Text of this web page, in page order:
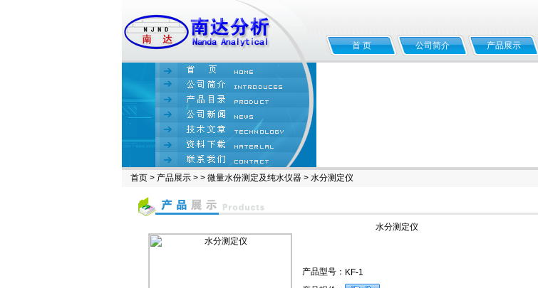
首 页 公司简介 产品展示
首页> 产品展示> > 微量水份测定及纯水仪器> 水分测定仪
水分测定仪
产品型号： KF-1